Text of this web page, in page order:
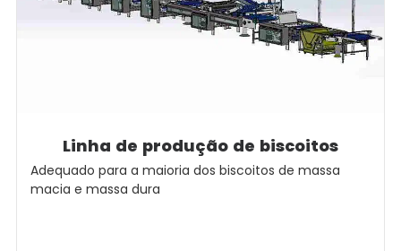
Linha de produção de biscoitos
Adequado para a maioria dos biscoitos de massa
macia e massa dura